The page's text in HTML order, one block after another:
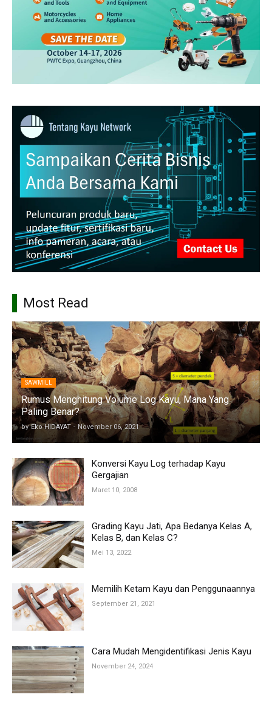
Most Read
SAWMILL
Rumus Menghitung Volume Log Kayu, Mana Yang
Paling Benar?
by Eko HIDAYAT - November 06, 2021
Konversi Kayu Log terhadap Kayu
Gergajian
Maret 10, 2008
Grading Kayu Jati, Apa Bedanya Kelas A,
Kelas B, dan Kelas C?
Mei 13, 2022
Memilih Ketam Kayu dan Penggunaannya
September 21, 2021
Cara Mudah Mengidentifikasi Jenis Kayu
November 24, 2024